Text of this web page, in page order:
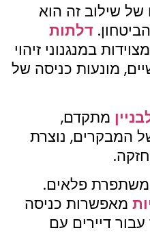
של שילוב זה הוא
דלתות
במנגנוני זיהוי
מונעות כניסה של
מתקדם,
המבקרים, נוצרת
משתפרת פלאים.
מאפשרות כניסה
דיירים עם